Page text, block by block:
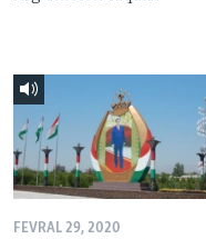
FEVRAL 29, 2020